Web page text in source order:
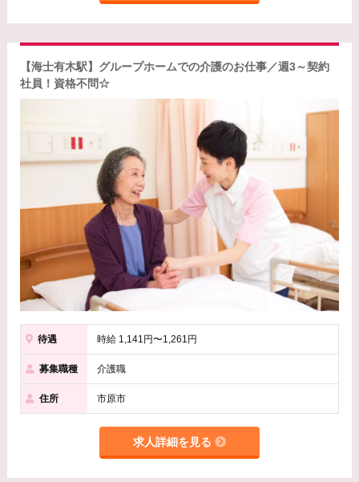
【海士有木駅】グループホームでの介護のお仕事／週3～契約
社員！資格不問☆
待遇 時給 1,141円〜1,261円
募集職種 介護職
住所 市原市
求人詳細を見る